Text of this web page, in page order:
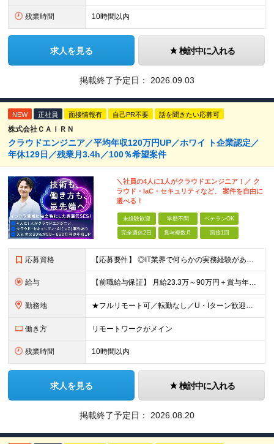
残業時間 10時間以内
求人を見る 検討中に入れる
掲載終了予定日： 2026.09.03
NEW 正社員 面接情報有 自己PR不要 話を聞きたい応募可
株式会社ＣＡＩＲＮ
クラウドエンジニア／平均年収120万円UP／ホワイ ト企業認定／
年休129日／残業月3.4h／100％希望案件
＼社員の4人に1人がクラウドエンジニア！／ ク
ラウド・IaC・セキュリティなど、 案件を自由に
選べる！
未経験歓迎 学歴不問 ベテランOK
完全週休2日 賞与複数月 面接1回
応募資格 【応募要件】 ◎IT業界で何らかの実務経験がある方 └2～3ヶ月の実務経験のある方は歓迎します！ 例）PCキッティングやモバイル通信基地局の業務経験者など インフラエンジニアとして経験のある方は、
給与 【前職給与保証】 月給23.3万～90万円＋賞与年2回＋インセンティブ ★年収1000万円以上の実績あり！ ※上記月給には月20～30時間分（2万9,300円～21万7,900円）の固定残業代を含み
勤務地 ★フルリモート可／転勤なし／U・Iターン歓迎★ ◎勤務地は相談の上、ご自宅近くに調整します！ 【勤務地】 本社、または東京／埼玉／千葉／神奈川／愛知／仙台のクライアント先 ◎完全在宅（フルリモート）
働き方 リモートワークがメイン
残業時間 10時間以内
求人を見る 検討中に入れる
掲載終了予定日： 2026.08.20